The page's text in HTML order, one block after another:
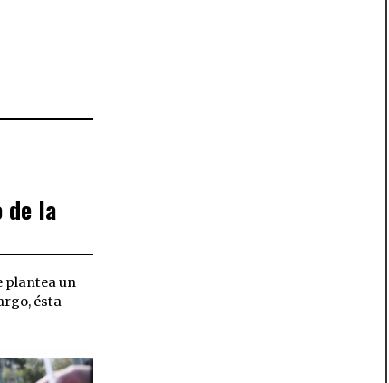
de la
plantea un
ésta